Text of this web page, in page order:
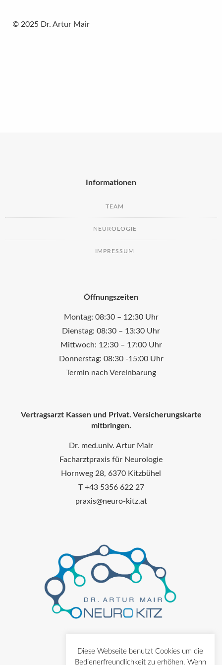
© 2025 Dr. Artur Mair
Informationen
TEAM
NEUROLOGIE
IMPRESSUM
Öffnungszeiten
Montag: 08:30 – 12:30 Uhr
Dienstag: 08:30 – 13:30 Uhr
Mittwoch: 12:30 – 17:00 Uhr
Donnerstag: 08:30 -15:00 Uhr
Termin nach Vereinbarung
Vertragsarzt Kassen und Privat. Versicherungskarte
mitbringen.
Dr. med.univ. Artur Mair
Facharztpraxis für Neurologie
Hornweg 28, 6370 Kitzbühel
T +43 5356 622 27
praxis@neuro-kitz.at
Diese Webseite benutzt Cookies um die
Bedienerfreundlichkeit zu erhöhen. Wenn